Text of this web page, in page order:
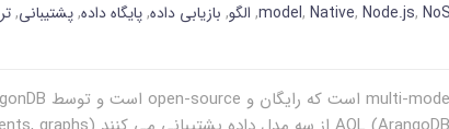
model, Native, Node.js,
, الگو, بازیابی داده,پایگاه داده,پشتیبانی,